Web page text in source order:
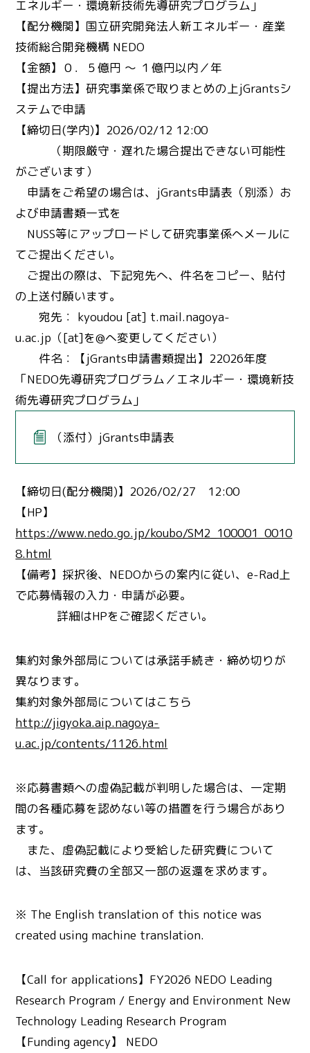
エネルギー・環境新技術先導研究プログラム」
【配分機関】国立研究開発法人新エネルギー・産業
技術総合開発機構 NEDO
【金額】０．５億円 ～ １億円以内／年
【提出方法】研究事業係で取りまとめの上jGrantsシ
ステムで申請
【締切日(学内)】2026/02/12 12:00
（期限厳守・遅れた場合提出できない可能性
がございます）
申請をご希望の場合は、jGrants申請表（別添）お
よび申請書類一式を
NUSS等にアップロードして研究事業係へメールに
てご提出ください。
ご提出の際は、下記宛先へ、件名をコピー、貼付
の上送付願います。
宛先： kyoudou [at] t.mail.nagoya-
u.ac.jp（[at]を@へ変更してください）
件名：【jGrants申請書類提出】22026年度
「NEDO先導研究プログラム／エネルギー・環境新技
術先導研究プログラム」
（添付）jGrants申請表
【締切日(配分機関)】2026/02/27 12:00
【HP】
https://www.nedo.go.jp/koubo/SM2_100001_0010
8.html
【備考】採択後、NEDOからの案内に従い、e-Rad上
で応募情報の入力・申請が必要。
詳細はHPをご確認ください。
集約対象外部局については承諾手続き・締め切りが
異なります。
集約対象外部局についてはこちら
http://jigyoka.aip.nagoya-
u.ac.jp/contents/1126.html
※応募書類への虚偽記載が判明した場合は、一定期
間の各種応募を認めない等の措置を行う場合があり
ます。
また、虚偽記載により受給した研究費について
は、当該研究費の全部又一部の返還を求めます。
※ The English translation of this notice was
created using machine translation.
【Call for applications】FY2026 NEDO Leading
Research Program / Energy and Environment New
Technology Leading Research Program
【Funding agency】 NEDO